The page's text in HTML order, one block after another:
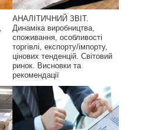
АНАЛІТИЧНИЙ ЗВІТ.
Динаміка виробництва,
споживання, особливості
торгівлі, експорту/імпорту,
цінових тенденцій. Світовий
ринок. Висновки та
рекомендації